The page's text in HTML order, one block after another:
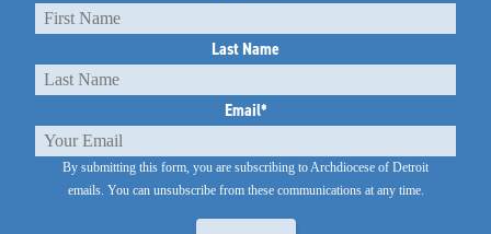
Last Name
Email*
By submitting this form, you are subscribing to Archdiocese of Detroit
emails. You can unsubscribe from these communications at any time.